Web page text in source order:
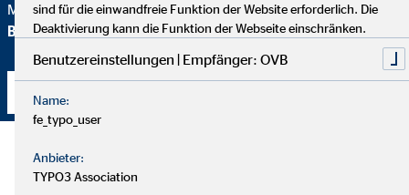
Mit besten Grüßen
Ben Weichelt
Kontakt aufnehmen
sind für die einwandfreie Funktion der Website erforderlich. Die
Deaktivierung kann die Funktion der Webseite einschränken.
Benutzereinstellungen | Empfänger: OVB
Name:
fe_typo_user
Anbieter:
TYPO3 Association